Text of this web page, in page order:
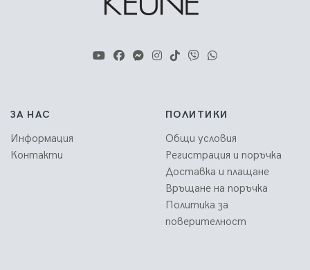
ЗА НАС
Информация
Контакти
ПОЛИТИКИ
Общи условия
Регистрация и поръчка
Доставка и плащане
Връщане на поръчка
Политика за
поверителност